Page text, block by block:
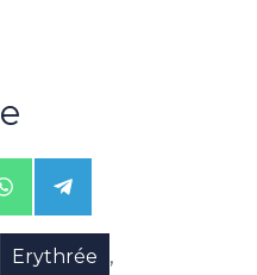
Share
on
WhatsApp
Share
on
Telegram
Erythrée ,